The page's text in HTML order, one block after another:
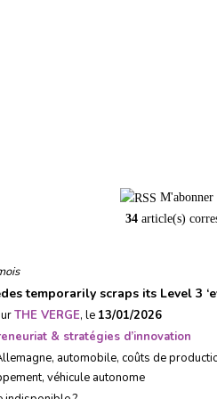
M'abonner
34 article(s)
temporarily scraps its Level 3
THE VERGE, le 13/01/2026
& stratégies d’innovation
, automobile, coûts de
, véhicule autonome